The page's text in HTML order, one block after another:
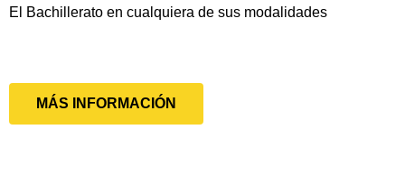
El Bachillerato en cualquiera de sus modalidades
MÁS INFORMACIÓN